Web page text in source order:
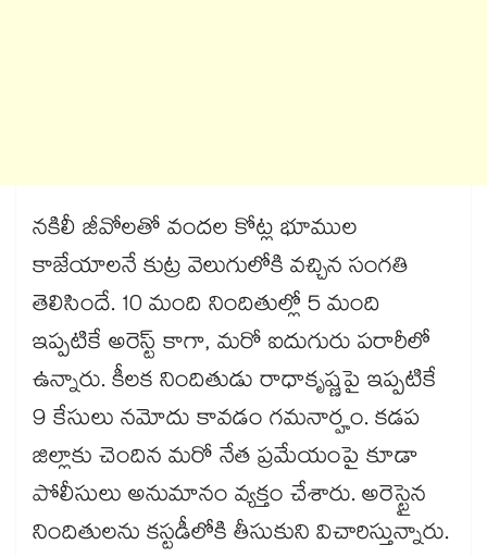
నకిలీ జీవోలతో వందల కోట్ల భూముల
కాజేయాలనే కుట్ర వెలుగులోకి వచ్చిన సంగతి
తెలిసిందే. 10 మంది నిందితుల్లో 5 మంది
ఇప్పటికే అరెస్ట్ కాగా, మరో ఐదుగురు పరారీలో
ఉన్నారు. కీలక నిందితుడు రాధాకృష్ణపై ఇప్పటికే
9 కేసులు నమోదు కావడం గమనార్హం. కడప
జిల్లాకు చెందిన మరో నేత ప్రమేయంపై కూడా
పోలీసులు అనుమానం వ్యక్తం చేశారు. అరెస్టైన
నిందితులను కస్టడీలోకి తీసుకుని విచారిస్తున్నారు.